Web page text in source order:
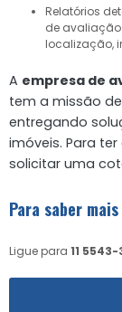
Relatórios detalhados de avaliação imobiliária: Os relatórios
de
localização,
A empresa de
tem a missão
entregando
imóveis. Para
solicitar uma
Para saber
Ligue para 11 5543-